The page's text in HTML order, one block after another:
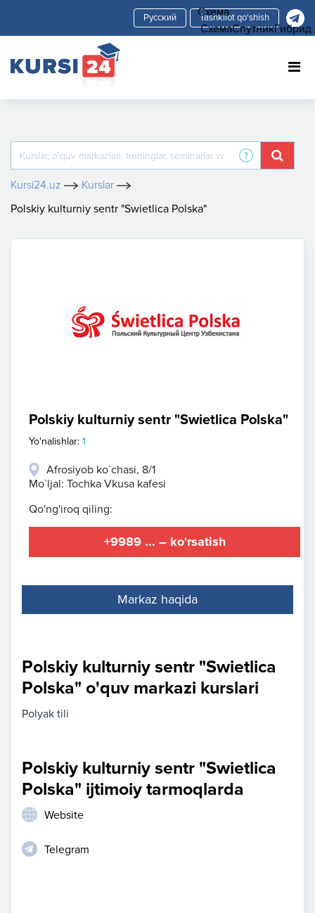
Tashkilot qo'shish
Kursi24.uz
Kurslar
Polskiy kulturniy sentr "Swietlica Polska"
Polskiy kulturniy sentr "Swietlica Polska"
Yo'nalishlar: 1
Afrosiyob ko`chasi, 8/1
Mo`ljal: Tochka Vkusa kafesi
Qo'ng'iroq qiling:
+9989 ... – ko'rsatish
Markaz haqida
Polskiy kulturniy sentr "Swietlica
Polska" o'quv markazi kurslari
Polyak tili
Polskiy kulturniy sentr "Swietlica
Polska" ijtimoiy tarmoqlarda
Website
Telegram
Схема
СхемаСпутникГибрид